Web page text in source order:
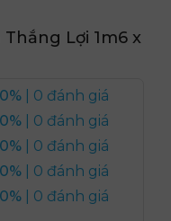
Lợi 1m6 x
0% | 0 đánh giá
0% | 0 đánh giá
0% | 0 đánh giá
0% | 0 đánh giá
0% | 0 đánh giá